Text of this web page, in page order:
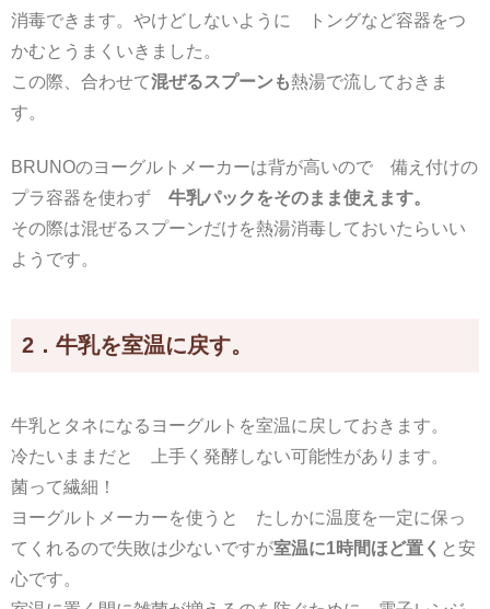
消毒できます。やけどしないように トングなど容器をつ
かむとうまくいきました。
この際、合わせて混ぜるスプーンも熱湯で流しておきま
す。
BRUNOのヨーグルトメーカーは背が高いので 備え付けの
プラ容器を使わず 牛乳パックをそのまま使えます。
その際は混ぜるスプーンだけを熱湯消毒しておいたらいい
ようです。
2．牛乳を室温に戻す。
牛乳とタネになるヨーグルトを室温に戻しておきます。
冷たいままだと 上手く発酵しない可能性があります。
菌って繊細！
ヨーグルトメーカーを使うと たしかに温度を一定に保っ
てくれるので失敗は少ないですが室温に1時間ほど置く と安
心です。